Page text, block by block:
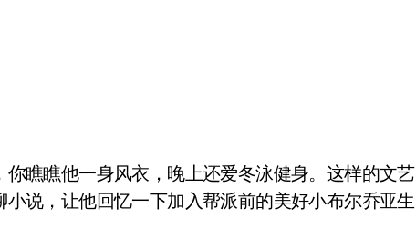
瞧瞧他一身风衣，晚上还爱冬泳健身。这样的文艺
说，让他回忆一下加入帮派前的美好小布尔乔亚生